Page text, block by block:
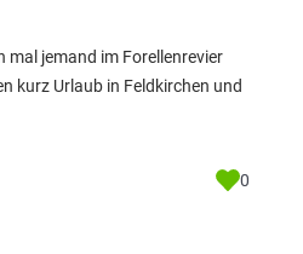
mal jemand im Forellenrevier
kurz Urlaub in Feldkirchen und
0